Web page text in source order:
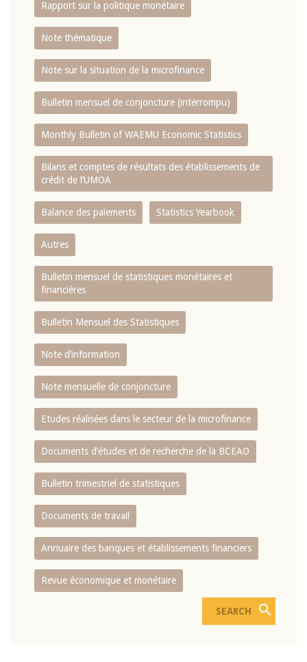
Rapport sur la politique monétaire
Note thématique
Note sur la situation de la microfinance
Bulletin mensuel de conjoncture (interrompu)
Monthly Bulletin of WAEMU Economic Statistics
Bilans et comptes de résultats des établissements de
crédit de l‘UMOA
Balance des paiements Statistics Yearbook
Autres
Bulletin mensuel de statistiques monétaires et
financières
Bulletin Mensuel des Statistiques
Note d’information
Note mensuelle de conjoncture
Etudes réalisées dans le secteur de la microfinance
Documents d’études et de recherche de la BCEAO
Bulletin trimestriel de statistiques
Documents de travail
Annuaire des banques et établissements financiers
Revue économique et monétaire